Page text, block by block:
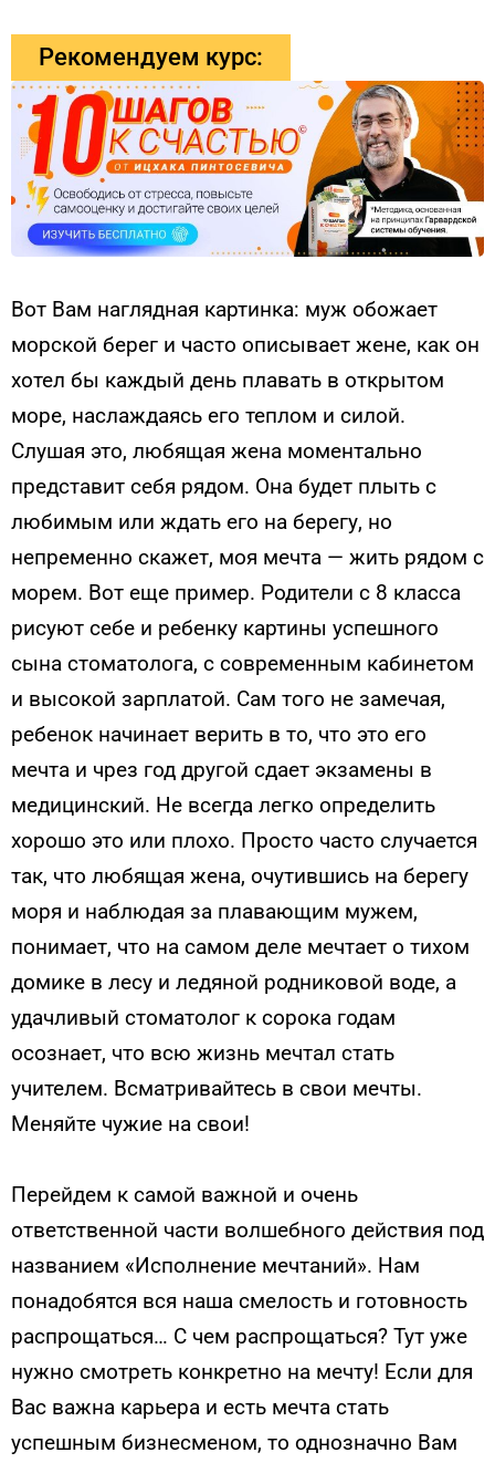
Рекомендуем курс:
Вот Вам наглядная картинка: муж обожает
морской берег и часто описывает жене, как он
хотел бы каждый день плавать в открытом
море, наслаждаясь его теплом и силой.
Слушая это, любящая жена моментально
представит себя рядом. Она будет плыть с
любимым или ждать его на берегу, но
непременно скажет, моя мечта — жить рядом с
морем. Вот еще пример. Родители с 8 класса
рисуют себе и ребенку картины успешного
сына стоматолога, с современным кабинетом
и высокой зарплатой. Сам того не замечая,
ребенок начинает верить в то, что это его
мечта и чрез год другой сдает экзамены в
медицинский. Не всегда легко определить
хорошо это или плохо. Просто часто случается
так, что любящая жена, очутившись на берегу
моря и наблюдая за плавающим мужем,
понимает, что на самом деле мечтает о тихом
домике в лесу и ледяной родниковой воде, а
удачливый стоматолог к сорока годам
осознает, что всю жизнь мечтал стать
учителем. Всматривайтесь в свои мечты.
Меняйте чужие на свои!
Перейдем к самой важной и очень
ответственной части волшебного действия под
названием «Исполнение мечтаний». Нам
понадобятся вся наша смелость и готовность
распрощаться… С чем распрощаться? Тут уже
нужно смотреть конкретно на мечту! Если для
Вас важна карьера и есть мечта стать
успешным бизнесменом, то однозначно Вам